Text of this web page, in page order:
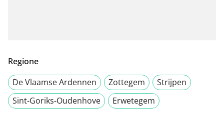
Regione
De Vlaamse Ardennen
Zottegem
Strijpen
Sint-Goriks-Oudenhove
Erwetegem